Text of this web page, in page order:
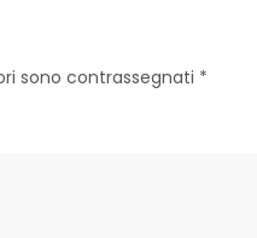
sono contrassegnati *